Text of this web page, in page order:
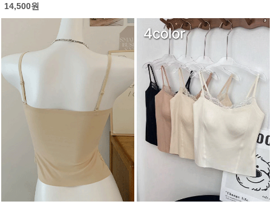
14,500원